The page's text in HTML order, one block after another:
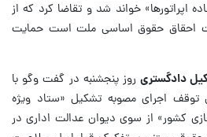
اپراتورها» خواند شد و تقاضا کرد که از
احقاق حقوق اساسی ملت است حمایت
دادگستریروز پنجشنبه در گفت وگو با
توقف اجرای مصوبه تشکیل «ستاد ویژه
کشور» از سوی دیوان عدالت اداری در